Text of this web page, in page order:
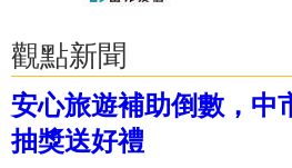
觀點新聞
安心旅遊補助倒數，中
抽獎送好禮